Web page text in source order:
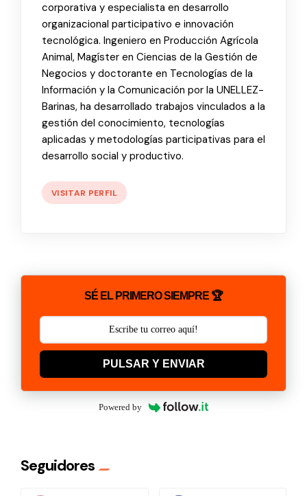
corporativa y especialista en desarrollo
organizacional participativo e innovación
tecnológica. Ingeniero en Producción Agrícola
Animal, Magíster en Ciencias de la Gestión de
Negocios y doctorante en Tecnologías de la
Información y la Comunicación por la UNELLEZ-
Barinas, ha desarrollado trabajos vinculados a la
gestión del conocimiento, tecnologías
aplicadas y metodologías participativas para el
desarrollo social y productivo.
VISITAR PERFIL
SÉ EL PRIMERO SIEMPRE 🏆
PULSAR Y ENVIAR
Powered by
Seguidores